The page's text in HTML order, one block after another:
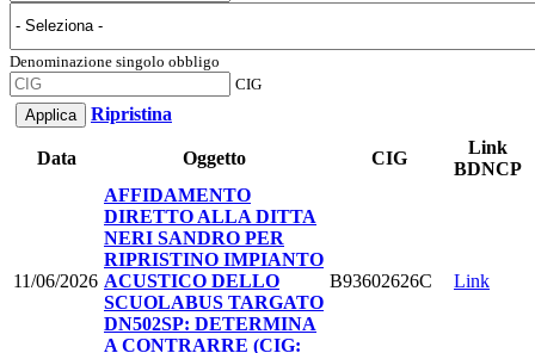
Denominazione singolo obbligo
CIG
Ripristina
Data Oggetto CIG
Link
BDNCP
11/06/2026
AFFIDAMENTO
DIRETTO ALLA DITTA
NERI SANDRO PER
RIPRISTINO IMPIANTO
ACUSTICO DELLO
SCUOLABUS TARGATO
DN502SP: DETERMINA
A CONTRARRE (CIG:
B93602626C Link